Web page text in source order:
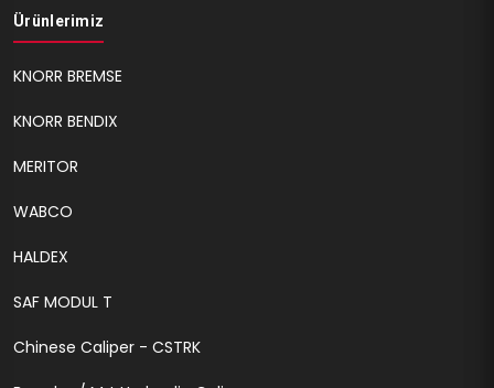
Ürünlerimiz
KNORR BREMSE
KNORR BENDIX
MERITOR
WABCO
HALDEX
SAF MODUL T
Chinese Caliper - CSTRK